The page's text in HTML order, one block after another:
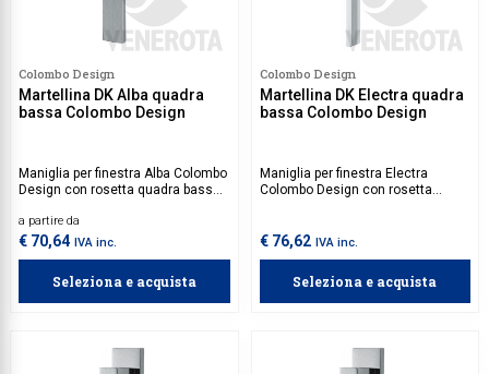
Colombo Design
Martellina DK Alba quadra
bassa Colombo Design
Maniglia per finestra Alba Colombo
Design con rosetta quadra bassa.
separatamente.
a partire da
€ 70,64 IVA inc.
Seleziona e acquista
Colombo Design
Martellina DK Electra quadra
bassa Colombo Design
Maniglia per finestra Electra
Colombo Design con rosetta
€ 76,62 IVA inc.
Seleziona e acquista